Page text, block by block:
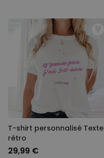
T-shirt personnalisé Texte
rétro
29,99 €